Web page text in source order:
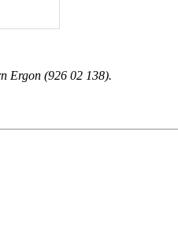
Ergon (926 02 138).